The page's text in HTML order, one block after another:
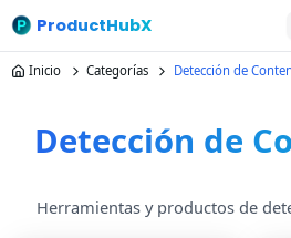
ProductHubX
Inicio Categorías Detección de
Detección de
Herramientas y productos de